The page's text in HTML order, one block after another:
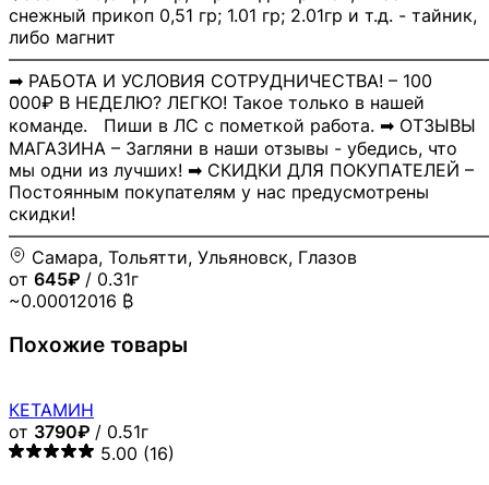
снежный прикоп 0,51 гр; 1.01 гр; 2.01гр и т.д. - тайник,
либо магнит
➡ РАБОТА И УСЛОВИЯ СОТРУДНИЧЕСТВА! – 100
000₽ В НЕДЕЛЮ? ЛЕГКО! Такое только в нашей
команде. Пиши в ЛС с пометкой работа. ➡ ОТЗЫВЫ
МАГАЗИНА – Загляни в наши отзывы - убедись, что
мы одни из лучших! ➡ СКИДКИ ДЛЯ ПОКУПАТЕЛЕЙ –
Постоянным покупателям у нас предусмотрены
скидки!
Самара, Тольятти, Ульяновск, Глазов
от 645₽ / 0.31г
~0.00012016 ₿
Похожие товары
КЕТАМИН
от 3790₽ / 0.51г
5.00 (16)